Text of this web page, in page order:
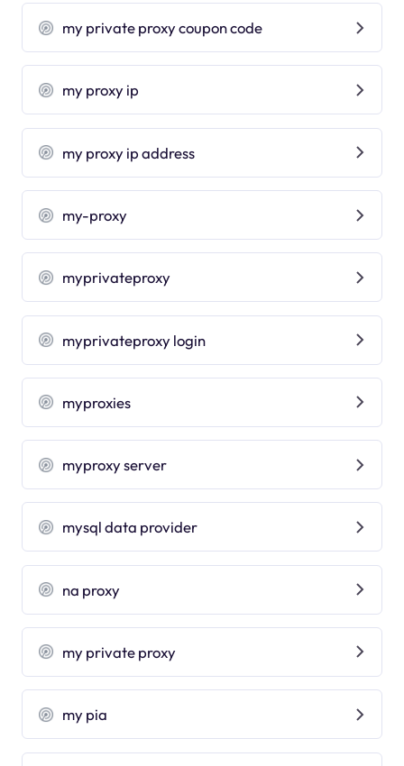
my private proxy coupon code
my proxy ip
my proxy ip address
my-proxy
myprivateproxy
myprivateproxy login
myproxies
myproxy server
mysql data provider
na proxy
my private proxy
my pia